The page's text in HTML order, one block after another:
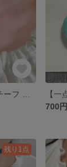
700円
残り1点